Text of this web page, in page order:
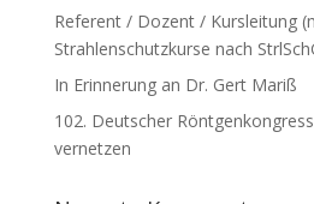
Referent / Dozent / Kursleitung
Strahlenschutzkurse nach
In Erinnerung an Dr. Gert Mariß
102. Deutscher
vernetzen